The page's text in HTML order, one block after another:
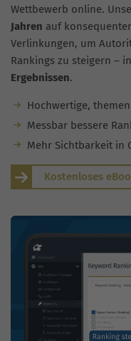
Wettbewerb online.
Jahren auf
Verlinkungen, um
Rankings zu steigern – in
Ergebnissen.
Hochwertige,
Messbar bessere
Mehr Sichtbarkeit in
Kostenloses